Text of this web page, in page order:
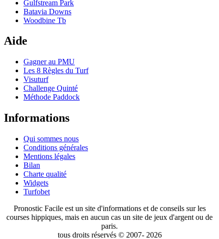
Gulfstream Park
Batavia Downs
Woodbine Tb
Aide
Gagner au PMU
Les 8 Règles du Turf
Visuturf
Challenge Quinté
Méthode Paddock
Informations
Qui sommes nous
Conditions générales
Mentions légales
Bilan
Charte qualité
Widgets
Turfobet
Pronostic Facile est un site d'informations et de conseils sur les
courses hippiques, mais en aucun cas un site de jeux d'argent ou de
paris.
tous droits réservés © 2007- 2026